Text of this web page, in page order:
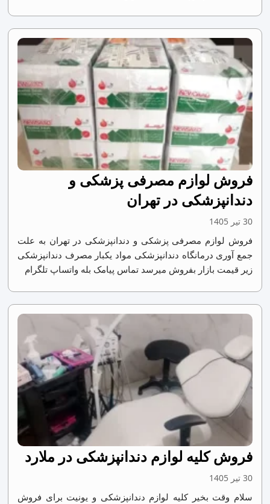
فروش لوازم مصرفی پزشکی و
دندانپزشکی در تهران
30 تیر 1405
فروش لوازم مصرفی پزشکی و دندانپزشکی در تهران به علت
جمع آوری درمانگاه دندانپزشکی مواد یکبار مصرف دندانپزشکی
زیر قیمت بازار بفروش میرسد تماس پیامک بله واتساپ تلگرام
فروش کلیه لوازم دندانپزشکی در ملارد
30 تیر 1405
سلام وقت بخیر کلیه لوازم دندانپزشکی و یونیت برای فروش